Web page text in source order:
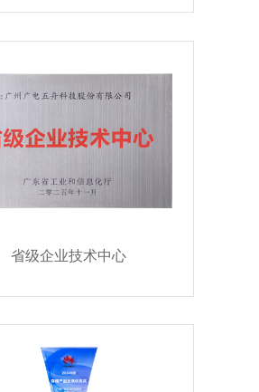
省级企业技术中心